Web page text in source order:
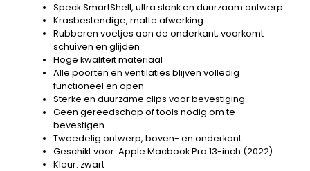
Speck SmartShell, ultra slank en duurzaam ontwerp
Krasbestendige, matte afwerking
Rubberen voetjes aan de onderkant, voorkomt
schuiven en glijden
Hoge kwaliteit materiaal
Alle poorten en ventilaties blijven volledig
functioneel en open
Sterke en duurzame clips voor bevestiging
Geen gereedschap of tools nodig om te
bevestigen
Tweedelig ontwerp, boven- en onderkant
Geschikt voor: Apple Macbook Pro 13-inch (2022)
Kleur: zwart